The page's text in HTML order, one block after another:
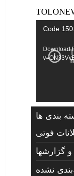
Video
Code
Download
بندی ها
فوتی
و گزارشها
نشده